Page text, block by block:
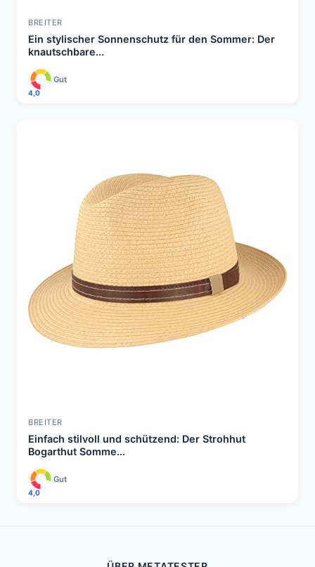
BREITER
Ein stylischer Sonnenschutz für den Sommer: Der
knautschbare...
4,0
Gut
BREITER
Einfach stilvoll und schützend: Der Strohhut
Bogarthut Somme...
4,0
Gut